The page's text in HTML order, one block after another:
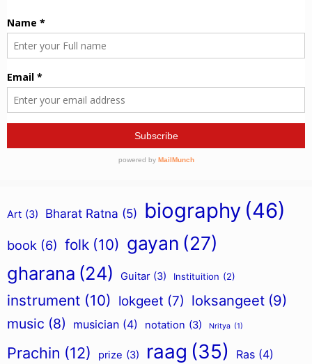
Art (3) Bharat Ratna (5) biography (46)
book (6) folk (10) gayan (27)
gharana (24) Guitar (3) Instituition (2)
instrument (10) lokgeet (7) loksangeet (9)
music (8) musician (4) notation (3) Nritya (1)
Prachin (12) prize (3) raag (35) Ras (4)